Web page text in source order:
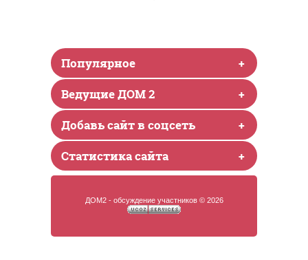
Популярное +
Ведущие ДОМ 2 +
Добавь сайт в соцсеть +
Статистика сайта +
ДОМ2 - обсуждение участников © 2026